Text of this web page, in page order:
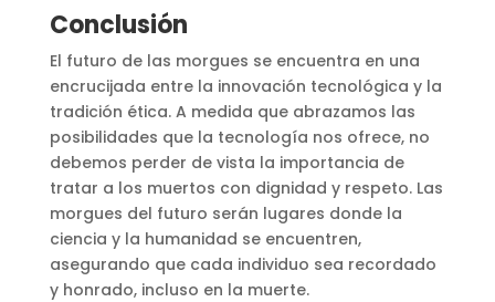
Conclusión
El futuro de las morgues se encuentra en una
encrucijada entre la innovación tecnológica y la
tradición ética. A medida que abrazamos las
posibilidades que la tecnología nos ofrece, no
debemos perder de vista la importancia de
tratar a los muertos con dignidad y respeto. Las
morgues del futuro serán lugares donde la
ciencia y la humanidad se encuentren,
asegurando que cada individuo sea recordado
y honrado, incluso en la muerte.